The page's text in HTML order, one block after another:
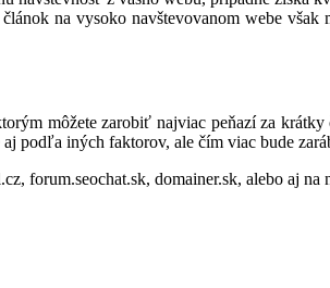
na vysoko navštevovanom webe
môžete zarobiť najviac peňazí za
podľa iných faktorov, ale čím viac bude
forum.seochat.sk, domainer.sk, alebo aj na